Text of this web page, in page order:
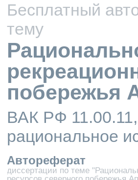
Бесплатный
тему
побережья
ВАК РФ
рациональное
Автореферат
диссертации по теме